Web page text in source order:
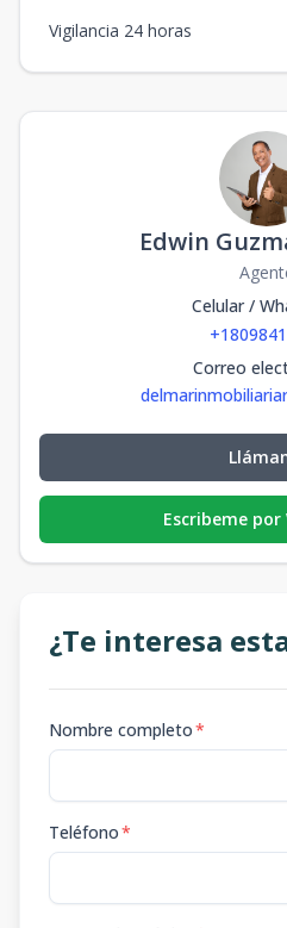
Vigilancia 24 horas
Edwin
Celular /
Correo
Escribeme
¿Te interesa
Nombre completo*
Teléfono*